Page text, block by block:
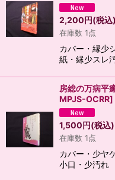
2,200円(税込)
在庫数 1点
カバー・縁
紙・縁少スレ
房総の万病平
MPJS-OCRR]
1,500円(税込)
在庫数 1点
カバー・少ヤ
小口・少汚